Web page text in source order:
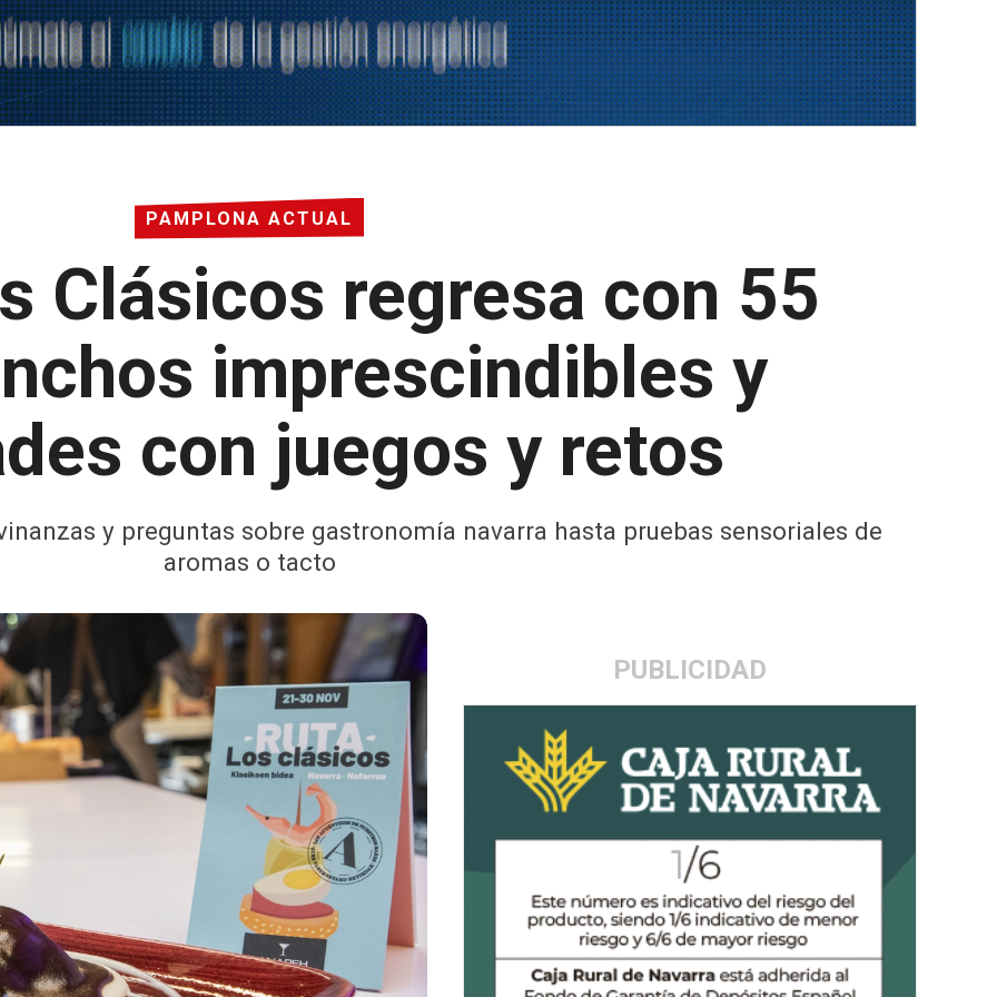
PAMPLONA ACTUAL
Clásicos regresa con 55
imprescindibles y
con juegos y retos
y preguntas sobre gastronomía navarra hasta pruebas sensoriales de
aromas o tacto
PUBLICIDAD